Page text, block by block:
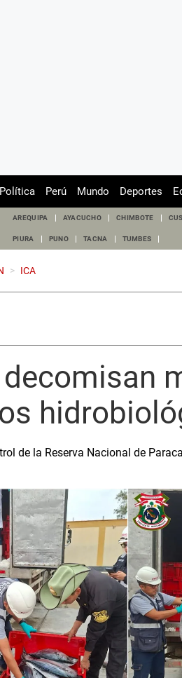
Política Perú Mundo Deportes
AREQUIPA AYACUCHO CHIMBOTE
PIURA PUNO TACNA TUMBES
> ICA
de la Reserva Nacional de